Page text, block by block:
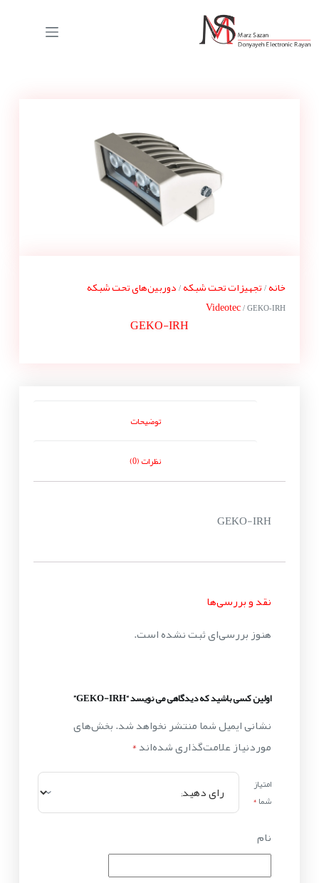
خانه/ تجهیزات تحت شبکه/ دوربین‌های تحت شبکه
Videotec / GEKO-IRH
GEKO-IRH
توضیحات
نظرات (0)
GEKO-IRH
نقد و بررسی‌ها
هنوز بررسی‌ای ثبت نشده است.
اولین کسی باشید که دیدگاهی می نویسد “GEKO-IRH”
نشانی ایمیل شما منتشر نخواهد شد.بخش‌های
موردنیاز علامت‌گذاری شده‌اند*
امتیاز
شما*
نام